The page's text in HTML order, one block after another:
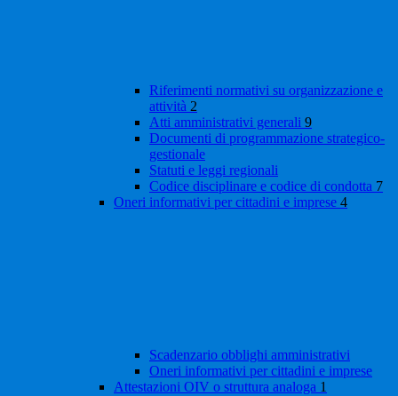
Riferimenti normativi su organizzazione e
attività 2
Atti amministrativi generali 9
Documenti di programmazione strategico-
gestionale
Statuti e leggi regionali
Codice disciplinare e codice di condotta 7
Oneri informativi per cittadini e imprese 4
Scadenzario obblighi amministrativi
Oneri informativi per cittadini e imprese
Attestazioni OIV o struttura analoga 1